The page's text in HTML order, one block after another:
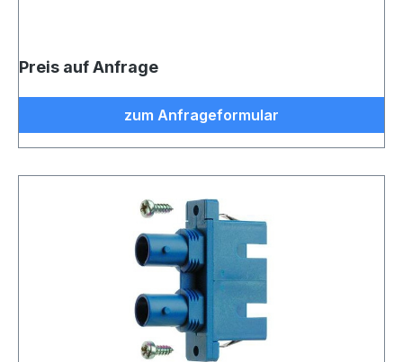
Preis auf Anfrage
zum Anfrageformular